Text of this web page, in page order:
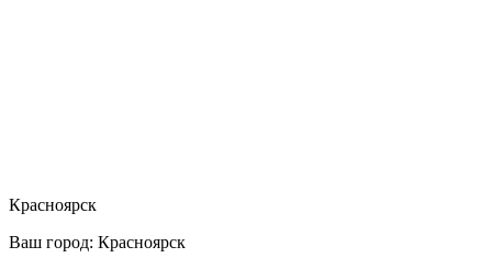
Красноярск
Ваш город: Красноярск